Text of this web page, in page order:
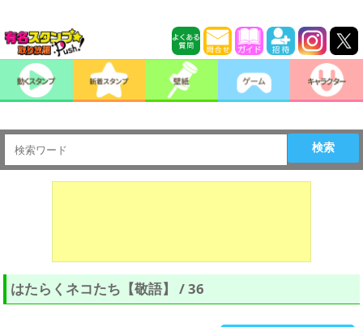
検索
はたらくネコたち【敬語】 / 36